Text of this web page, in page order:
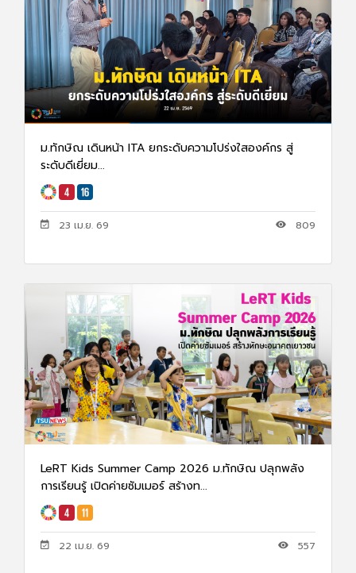
ม.ทักษิณ เดินหน้า ITA ยกระดับความโปร่งใสองค์กร สู่
ระดับดีเยี่ยม...
23 เม.ย. 69 809
LeRT Kids Summer Camp 2026 ม.ทักษิณ ปลุกพลัง
การเรียนรู้ เปิดค่ายซัมเมอร์ สร้างท...
22 เม.ย. 69 557